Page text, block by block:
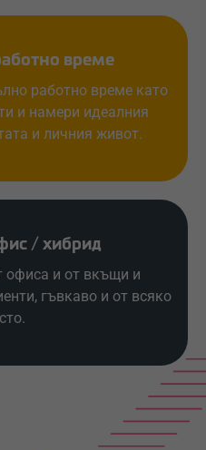
време
работно време като
и намери идеалния
и личния живот.
/ хибрид
офиса и от вкъщи и
гъвкаво и от всяко